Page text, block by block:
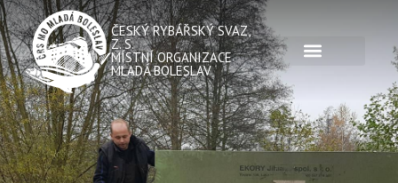
ČESKÝ RYBÁŘSKÝ SVAZ,
Z. S.
MÍSTNÍ ORGANIZACE
MLADÁ BOLESLAV